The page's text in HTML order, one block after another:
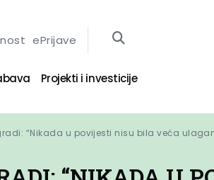
ePrijave
Projekti i investicije
“Nikada u povijesti nisu bila veća